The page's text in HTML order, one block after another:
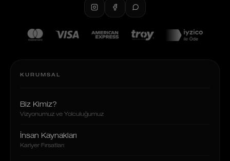
KURUMSAL
Biz Kimiz?
Vizyonumuz ve Yolculuğumuz
İnsan Kaynakları
Kariyer Fırsatları